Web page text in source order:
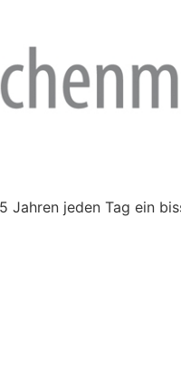
jeden Tag ein